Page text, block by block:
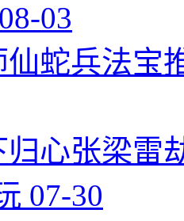
08-03
仙蛇兵法宝
归心张梁雷
07-30